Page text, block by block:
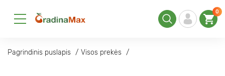
0
Pagrindinis puslapis Visos prekės